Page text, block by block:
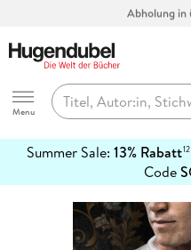
Abholung in
Hugendubel
Menu
Summer Sale: 13% Rabatt12
Code
erfahren